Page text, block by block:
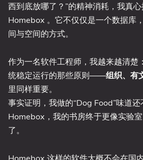
西到底放哪了？”的精神消耗，我真
Homebox 。它不仅仅是一个数据库
间与空间的方式。
作为一名软件工程师，我越来越清楚
统稳定运行的那些原则——组织、有
里同样重要。
事实证明，我做的“Dog Food”味道
Homebox，我的书房终于更像实验
了。
Homebox 这样的软件大概不会在国